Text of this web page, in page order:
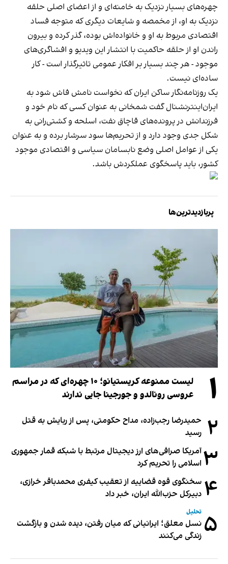
چهره‌های بسیار نزدیک به خامنه‌ای و از اعضای اصلی حلقه
نزدیک به او، از مخمصه‌ و شایعات دیگری که متوجه فساد
اقتصادی مربوط به او و خانواده‌اش بوده، گذر کرده و بیرون
راندن او از حلقه حاکمیت با انتشار این ویدیو و افشاگری‌های
موجود - هر چند بسیار بر افکار عمومی تاثیرگذار است - کار
ساده‌ای نیست.
یک روزنامه‌نگار ساکن ایران که نخواست نامش فاش شود به
ایران‌اینترنشنال گفت شمخانی به عنوان کسی که نام خود و
فرزندانش در پرونده‌های قاچاق نفت، اسلحه و کشتی‌رانی به
شکل جدی وجود دارد و از تحریم‌ها سود سرشار برده و به عنوان
یکی از عوامل اصلی وضع نابسامان سیاسی و اقتصادی موجود
کشور، باید پاسخگوی عملکردش باشد.
پربازدیدترین‌ها
۱
لیست ممنوعه کریستیانو؛ ۱۰ چهره‌ای که در مراسم
عروسی رونالدو و جورجینا جایی ندارند
۲ حمیدرضا رجب‌زاده، مداح حکومتی، پس از ربایش به قتل
رسید
۳آمریکا صرافی‌های ارز دیجیتال مرتبط با شبکه قمار جمهوری
اسلامی را تحریم کرد
۴ سخنگوی قوه قضاییه از تعقیب کیفری محمدباقر خرازی،
دبیر‌کل حزب‌الله ایران، خبر داد
۵ تحلیل
نسل معلق؛ ایرانیانی که میان رفتن، دیده شدن و بازگشت
زندگی می‌کنند